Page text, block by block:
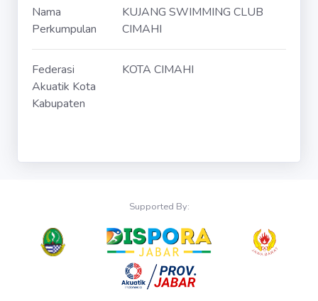
Nama
Perkumpulan
KUJANG SWIMMING CLUB
CIMAHI
Federasi
Akuatik Kota
Kabupaten
KOTA CIMAHI
Supported By: